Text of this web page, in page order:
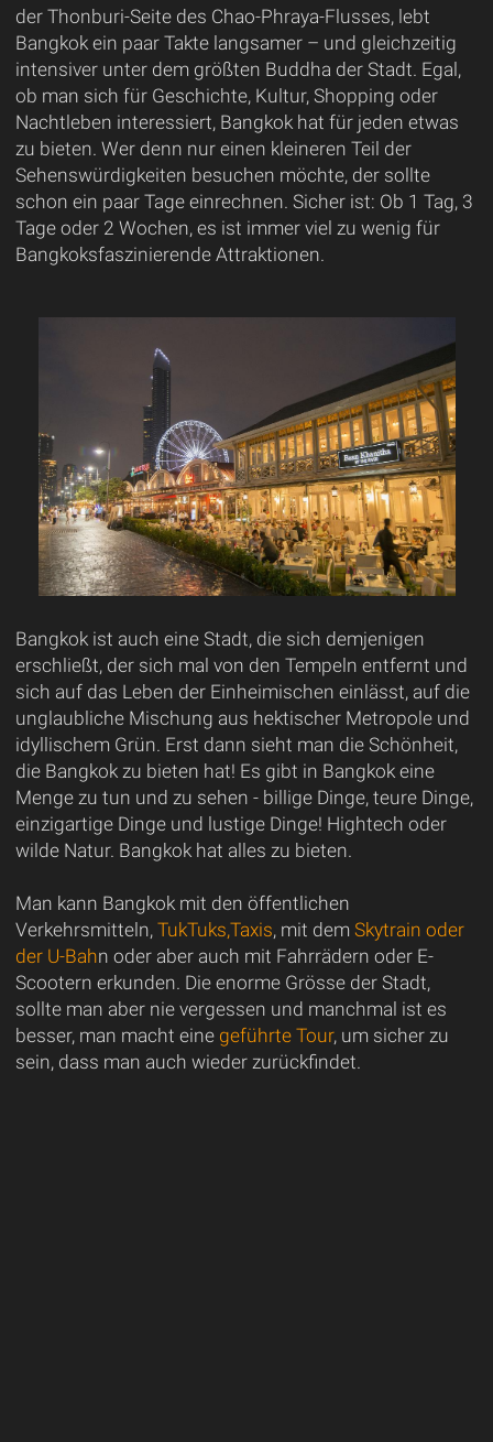
der Thonburi-Seite des Chao-Phraya-Flusses, lebt
Bangkok ein paar Takte langsamer – und gleichzeitig
intensiver unter dem größten Buddha der Stadt. Egal,
ob man sich für Geschichte, Kultur, Shopping oder
Nachtleben interessiert, Bangkok hat für jeden etwas
zu bieten. Wer denn nur einen kleineren Teil der
Sehenswürdigkeiten besuchen möchte, der sollte
schon ein paar Tage einrechnen. Sicher ist: Ob 1 Tag, 3
Tage oder 2 Wochen, es ist immer viel zu wenig für
Bangkoksfaszinierende Attraktionen.
Bangkok ist auch eine Stadt, die sich demjenigen
erschließt, der sich mal von den Tempeln entfernt und
sich auf das Leben der Einheimischen einlässt, auf die
unglaubliche Mischung aus hektischer Metropole und
idyllischem Grün. Erst dann sieht man die Schönheit,
die Bangkok zu bieten hat! Es gibt in Bangkok eine
Menge zu tun und zu sehen - billige Dinge, teure Dinge,
einzigartige Dinge und lustige Dinge! Hightech oder
wilde Natur. Bangkok hat alles zu bieten.
Man kann Bangkok mit den öffentlichen
Verkehrsmitteln, TukTuks,Taxis, mit dem Skytrain oder
der U-Bahn oder aber auch mit Fahrrädern oder E-
Scootern erkunden. Die enorme Grösse der Stadt,
sollte man aber nie vergessen und manchmal ist es
besser, man macht eine geführte Tour, um sicher zu
sein, dass man auch wieder zurückfindet.